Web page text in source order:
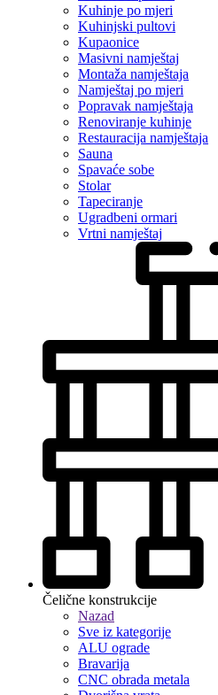
Kuhinje po mjeri
Kuhinjski pultovi
Kupaonice
Masivni namještaj
Montaža namještaja
Namještaj po mjeri
Popravak namještaja
Renoviranje kuhinje
Restauracija namještaja
Sauna
Spavaće sobe
Stolar
Tapeciranje
Ugradbeni ormari
Vrtni namještaj
Čelične konstrukcije
Nazad
Sve iz kategorije
ALU ograde
Bravarija
CNC obrada metala